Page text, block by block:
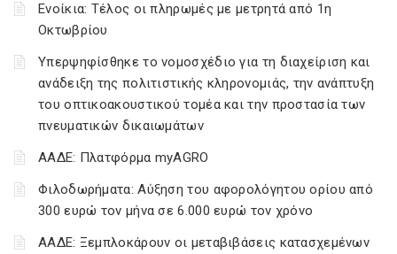
Ενοίκια: Τέλος οι πληρωμές με μετρητά από 1η
Οκτωβρίου
Υπερψηφίσθηκε το νομοσχέδιο για τη διαχείριση και
ανάδειξη της πολιτιστικής κληρονομιάς, την ανάπτυξη
του οπτικοακουστικού τομέα και την προστασία των
πνευματικών δικαιωμάτων
ΑΑΔΕ: Πλατφόρμα myAGRO
Φιλοδωρήματα: Αύξηση του αφορολόγητου ορίου από
300 ευρώ τον μήνα σε 6.000 ευρώ τον χρόνο
ΑΑΔΕ: Ξεμπλοκάρουν οι μεταβιβάσεις κατασχεμένων